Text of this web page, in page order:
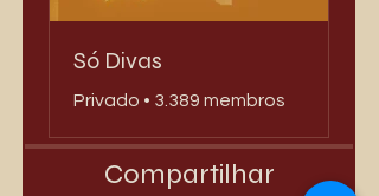
Só Divas
Privado • 3.389 membros
Compartilhar